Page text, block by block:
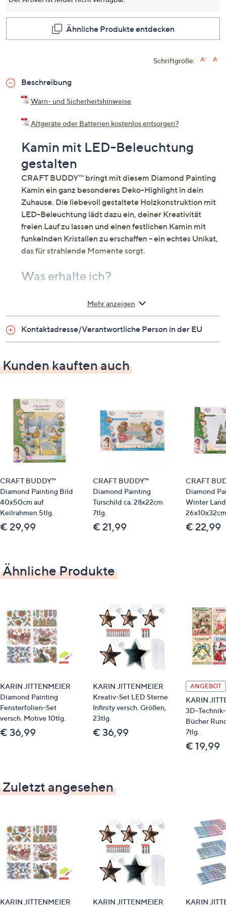
Ähnliche Produkte entdecken
Schriftgröße:
Beschreibung
Warn- und Sicherheitshinweise
Altgeräte oder Batterien kostenlos entsorgen?
Kamin mit LED-Beleuchtung
gestalten
CRAFT BUDDY™ bringt mit diesem Diamond Painting
Kamin ein ganz besonderes Deko-Highlight in dein
Zuhause. Die liebevoll gestaltete Holzkonstruktion mit
LED-Beleuchtung lädt dazu ein, deiner Kreativität
freien Lauf zu lassen und einen festlichen Kamin mit
funkelnden Kristallen zu erschaffen – ein echtes Unikat,
das für strahlende Momente sorgt.
Was erhalte ich?
(einseitig bedruckt und zum Nachlegen) mit
Ablageschale
Stift zum Aufnehmen der Steine
(passend zum Nachlegen)
3 AA-Batterien
Anleitung
Material
Holz, Acryl, MDF, LED
Mehr anzeigen
Kontaktadresse/Verantwortliche Person in der EU
Kunden kauften auch
CRAFT BUDDY™
Diamond Painting Bild
40x50cm auf
Keilrahmen 5tlg.
€ 29,99
CRAFT BUDDY™
Diamond Painting
Türschild ca. 28x22cm
7tlg.
€ 21,99
CRAFT
Diamond
Winter
€ 22,99
Ähnliche Produkte
KARIN JITTENMEIER
Diamond Painting
Fensterfolien-Set
versch. Motive 10tlg.
€ 36,99
KARIN JITTENMEIER
Kreativ-Set LED Sterne
Infinity versch. Größen,
23tlg.
€ 36,99
ANGEBOT
KARIN
3D-
Bücher
7tlg.
€ 19,99
Zuletzt angesehen
KARIN JITTENMEIER KARIN JITTENMEIER KARIN